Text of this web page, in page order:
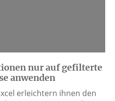
nur auf gefilterte
anwenden
erleichtern ihnen den